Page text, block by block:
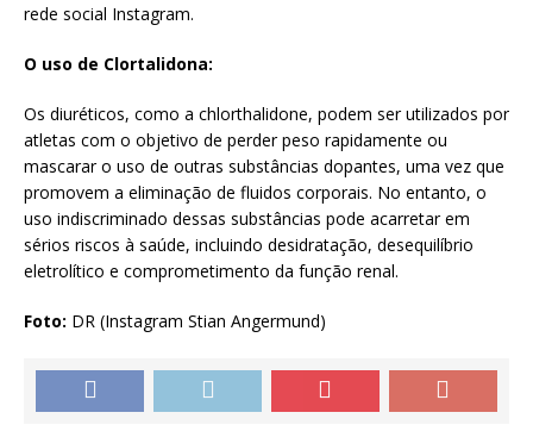
rede social Instagram.
O uso de Clortalidona:
Os diuréticos, como a chlorthalidone, podem ser utilizados por
atletas com o objetivo de perder peso rapidamente ou
mascarar o uso de outras substâncias dopantes, uma vez que
promovem a eliminação de fluidos corporais. No entanto, o
uso indiscriminado dessas substâncias pode acarretar em
sérios riscos à saúde, incluindo desidratação, desequilíbrio
eletrolítico e comprometimento da função renal.
Foto: DR (Instagram Stian Angermund)